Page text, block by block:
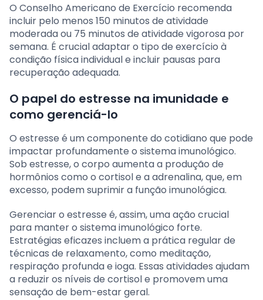
O Conselho Americano de Exercício recomenda
incluir pelo menos 150 minutos de atividade
moderada ou 75 minutos de atividade vigorosa por
semana. É crucial adaptar o tipo de exercício à
condição física individual e incluir pausas para
recuperação adequada.
O papel do estresse na imunidade e
como gerenciá-lo
O estresse é um componente do cotidiano que pode
impactar profundamente o sistema imunológico.
Sob estresse, o corpo aumenta a produção de
hormônios como o cortisol e a adrenalina, que, em
excesso, podem suprimir a função imunológica.
Gerenciar o estresse é, assim, uma ação crucial
para manter o sistema imunológico forte.
Estratégias eficazes incluem a prática regular de
técnicas de relaxamento, como meditação,
respiração profunda e ioga. Essas atividades ajudam
a reduzir os níveis de cortisol e promovem uma
sensação de bem-estar geral.